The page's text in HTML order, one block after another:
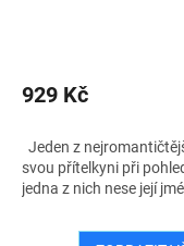
929 Kč
Jeden z
svou přítelkyni při
jedna z nich nese její